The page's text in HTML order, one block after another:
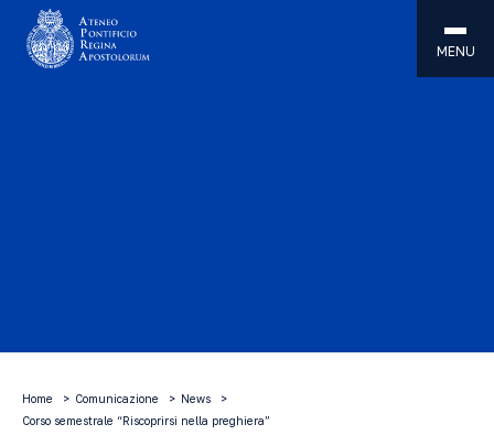
MENU
Home Comunicazione
News
Corso semestrale “Riscoprirsi nella preghiera”